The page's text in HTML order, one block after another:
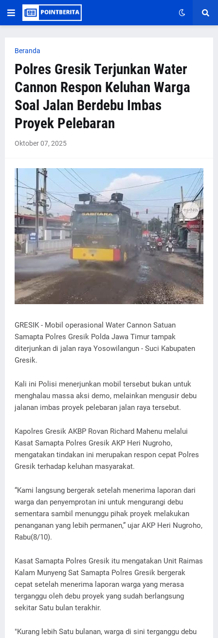
Beranda
Polres Gresik Terjunkan Water
Cannon Respon Keluhan Warga
Soal Jalan Berdebu Imbas
Proyek Pelebaran
Oktober 07, 2025
GRESIK - Mobil operasional Water Cannon Satuan
Samapta Polres Gresik Polda Jawa Timur tampak
diterjunkan di jalan raya Yosowilangun - Suci Kabupaten
Gresik.
Kali ini Polisi menerjunkan mobil tersebut bukan untuk
menghalau massa aksi demo, melainkan mengusir debu
jalanan imbas proyek pelebaran jalan raya tersebut.
Kapolres Gresik AKBP Rovan Richard Mahenu melalui
Kasat Samapta Polres Gresik AKP Heri Nugroho,
mengatakan tindakan ini merupakan respon cepat Polres
Gresik terhadap keluhan masyarakat.
“Kami langsung bergerak setelah menerima laporan dari
warga dan penyemprotan ini untuk mengurangi debu
sementara sambil menunggu pihak proyek melakukan
penanganan yang lebih permanen,” ujar AKP Heri Nugroho,
Rabu(8/10).
Kasat Samapta Polres Gresik itu mengatakan Unit Raimas
Kalam Munyeng Sat Samapta Polres Gresik bergerak
cepat setelah menerima laporan warga yang merasa
terganggu oleh debu proyek yang sudah berlangsung
sekitar Satu bulan terakhir.
"Kurang lebih Satu bulanan, warga di sini terganggu debu